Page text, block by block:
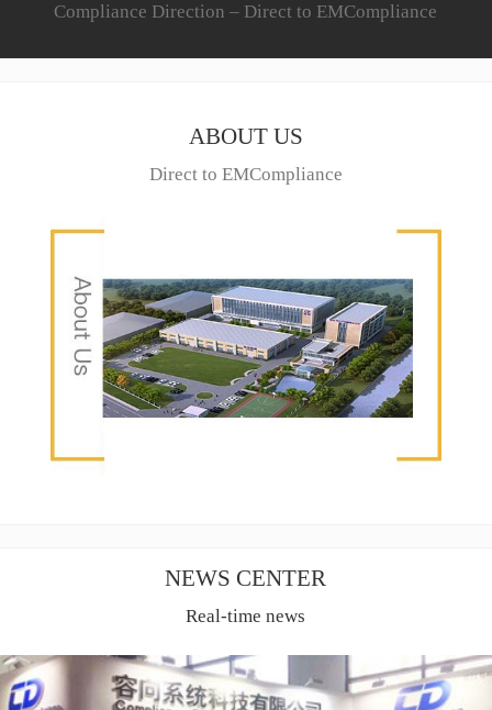
Compliance Direction – Direct to EMCompliance
ABOUT US
Direct to EMCompliance
NEWS CENTER
Real-time news